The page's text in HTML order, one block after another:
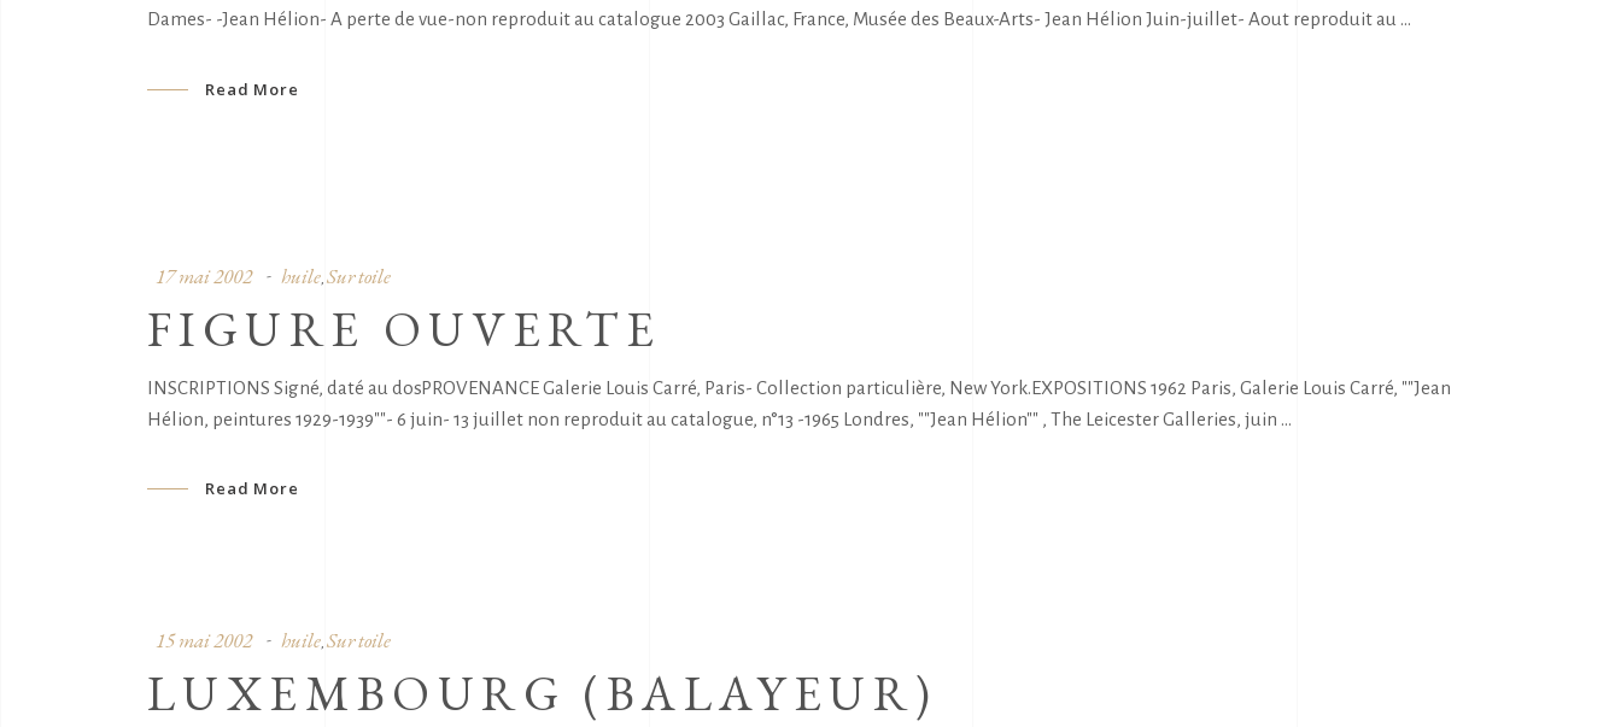
Dames- -Jean Hélion- A perte de vue-non reproduit au catalogue 2003 Gaillac, France, Musée des Beaux-Arts- Jean Hélion Juin-juillet- Aout reproduit au
Read More
17 mai 2002 huile Sur toile
FIGURE OUVERTE
INSCRIPTIONS Signé, daté au dosPROVENANCE Galerie Louis Carré, Paris- Collection particulière, New York.EXPOSITIONS 1962 Paris, Galerie Louis Carré, ""Jean
Hélion, peintures 1929-1939""- 6 juin- 13 juillet non reproduit au catalogue, n°13 -1965 Londres, ""Jean Hélion"" , The Leicester Galleries, juin
Read More
15 mai 2002 huile, Sur toile
LUXEMBOURG (BALAYEUR)